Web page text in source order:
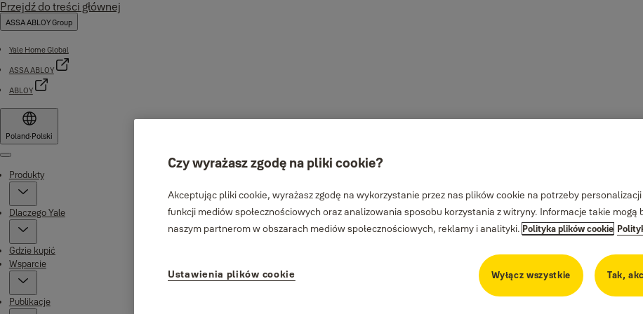
Przejdź do treści głównej
ASSA ABLOY Group
Yale Home Global
ASSA ABLOY
ABLOY
Poland·Polski
Menu
Produkty
Dlaczego Yale
Gdzie kupić
Wsparcie
Publikacje
Czy wyrażasz zgodę na pliki cookie?
Akceptując pliki cookie, wyrażasz zgodę na wykorzystanie przez nas plików cookie na potrzeby
funkcji mediów społecznościowych oraz analizowania sposobu korzystania z witryny. Informacje takie mogą
naszym partnerom w obszarach mediów społecznościowych, reklamy i analityki. Polityka plików cookie
Wyłącz wszystkie Tak,
Ustawienia plików cookie